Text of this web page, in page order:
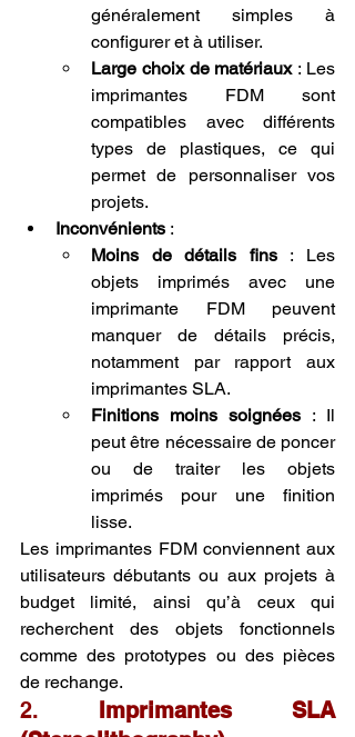
généralement simples à
configurer et à utiliser.
Large choix de matériaux : Les
imprimantes FDM sont
compatibles avec différents
types de plastiques, ce qui
permet de personnaliser vos
projets.
Inconvénients :
Moins de détails fins : Les
objets imprimés avec une
imprimante FDM peuvent
manquer de détails précis,
notamment par rapport aux
imprimantes SLA.
Finitions moins soignées : Il
peut être nécessaire de poncer
ou de traiter les objets
imprimés pour une finition
lisse.
Les imprimantes FDM conviennent aux
utilisateurs débutants ou aux projets à
budget limité, ainsi qu’à ceux qui
recherchent des objets fonctionnels
comme des prototypes ou des pièces
de rechange.
2. Imprimantes SLA